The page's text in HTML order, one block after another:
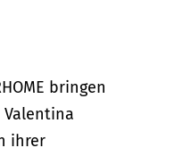
bringen
Valentina
ihrer